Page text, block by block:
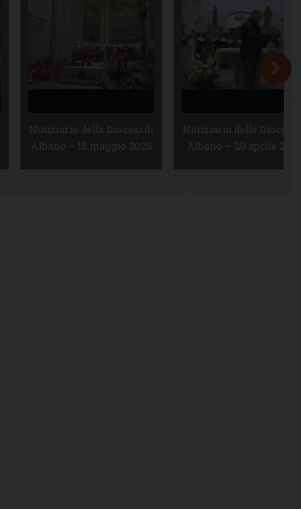
Notiziario della Diocesi di
Albano – 15 maggio 2026
Notiziario della Diocesi di
Albano – 20 aprile 2026